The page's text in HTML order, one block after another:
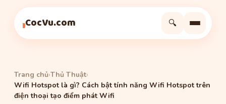
CocVu.com 🔍
Trang chủ›Thủ Thuật›
Wifi Hotspot là gì? Cách bật tính năng Wifi Hotspot trên
điện thoại tạo điểm phát Wifi
Thủ Thuật
Thủ Thuật
Thủ Thuật